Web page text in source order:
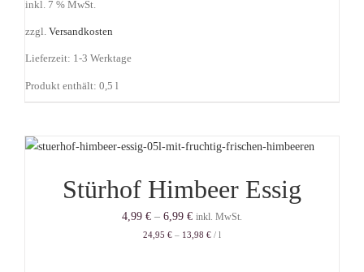
inkl. 7 % MwSt.
zzgl. Versandkosten
Lieferzeit: 1-3 Werktage
Produkt enthält: 0,5 l
Stürhof Himbeer Essig
4,99 € – 6,99 € inkl. MwSt.
24,95 € – 13,98 € / l